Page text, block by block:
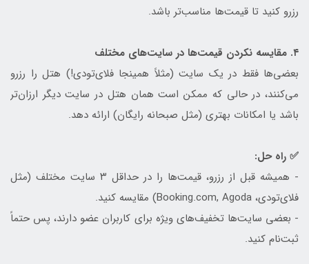
رزرو کنید تا قیمت‌ها مناسب‌تر باشد.
۴. مقایسه نکردن قیمت‌ها در سایت‌های مختلف
بعضی‌ها فقط در یک سایت (مثلاً همینجا فلای‌تودی!) هتل را رزرو
می‌کنند، در حالی که ممکن است همان هتل در سایت دیگر ارزان‌تر
باشد یا امکانات بهتری (مثل صبحانه رایگان) ارائه دهد.
✅ راه حل:
- همیشه قبل از رزرو، قیمت‌ها را در حداقل ۳ سایت مختلف (مثل
فلای‌تودی، Booking.com, Agoda) مقایسه کنید.
- بعضی سایت‌ها تخفیف‌های ویژه برای کاربران عضو دارند، پس حتماً
ثبت‌نام کنید.